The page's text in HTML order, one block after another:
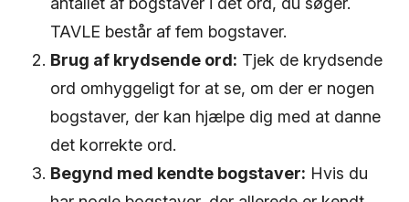
TAVLE består af fem bogstaver.
Brug af krydsende ord: Tjek de krydsende
ord omhyggeligt for at se, om der er nogen
bogstaver, der kan hjælpe dig med at danne
det korrekte ord.
Begynd med kendte bogstaver: Hvis du